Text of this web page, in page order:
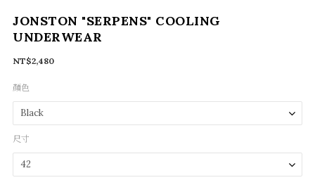
JONSTON "SERPENS" COOLING
UNDERWEAR
NT$2,480
顏色
尺寸